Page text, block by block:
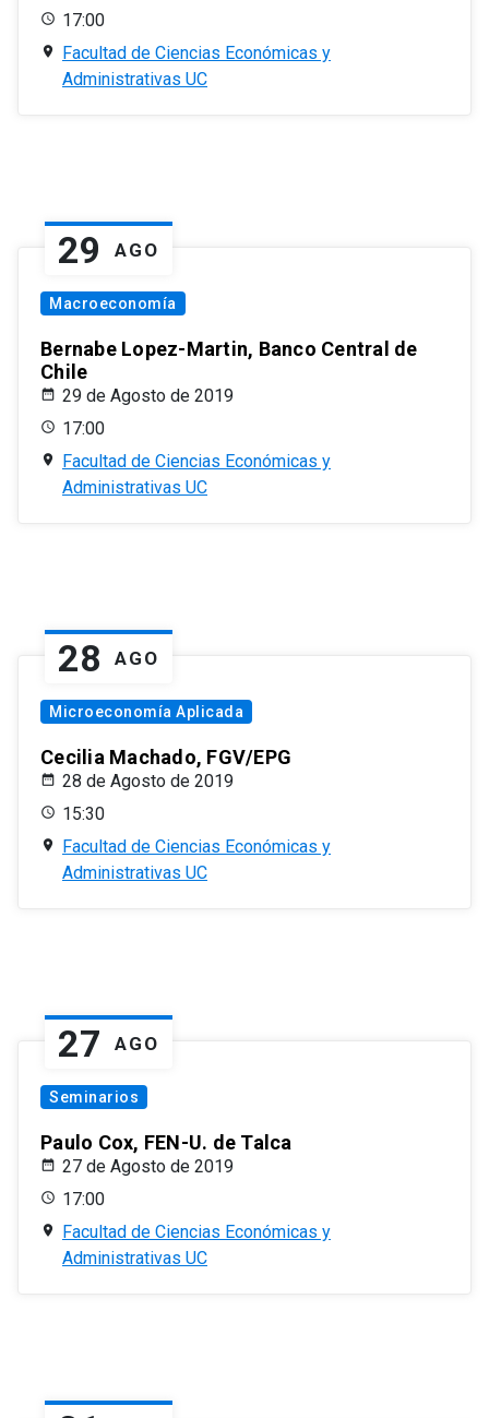
17:00
Facultad de Ciencias Económicas y
Administrativas UC
29 AGO
Macroeconomía
Bernabe Lopez-Martin, Banco Central de
Chile
29 de Agosto de 2019
17:00
Facultad de Ciencias Económicas y
Administrativas UC
28 AGO
Microeconomía Aplicada
Cecilia Machado, FGV/EPG
28 de Agosto de 2019
15:30
Facultad de Ciencias Económicas y
Administrativas UC
27 AGO
Seminarios
Paulo Cox, FEN-U. de Talca
27 de Agosto de 2019
17:00
Facultad de Ciencias Económicas y
Administrativas UC